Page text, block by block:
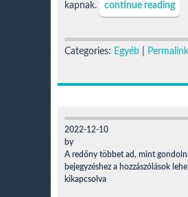
kapnak.
continue reading
Categories: Egyéb Permalink
2022-12-10
by
A redőny többet ad, mint
bejegyzéshez a hozzászólások
kikapcsolva